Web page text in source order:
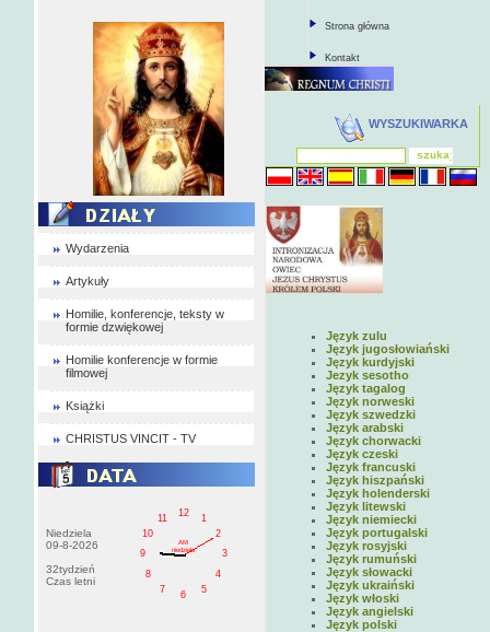
Wydarzenia
Artykuły
Homilie, konferencje, teksty w
formie dzwiękowej
Homilie konferencje w formie
filmowej
Książki
CHRISTUS VINCIT - TV
Niedziela
09-8-2026
32tydzień
Czas letni
1
2
3
4
5
6
7
8
9
10
11
12
AM
niedziela
Strona główna
Kontakt
WYSZUKIWARKA
Język zulu
Język jugosłowiański
Język kurdyjski
Jezyk sesotho
Język tagalog
Język norweski
Język szwedzki
Język arabski
Język chorwacki
Język czeski
Język francuski
Język hiszpański
Język holenderski
Język litewski
Język niemiecki
Język portugalski
Język rosyjski
Język rumuński
Język słowacki
Język ukraiński
Język włoski
Język angielski
Język polski